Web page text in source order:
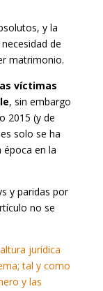
y la
de
matrimonio.
víctimas
, sin embargo
2015 (y de
solo se ha
en la
y paridas por
no se
jurídica
tal y como
y las